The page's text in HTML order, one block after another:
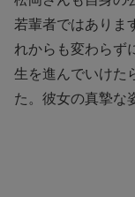
若輩者ではありま
れからも変わらず
生を進んでいけた
た。彼女の真摯な